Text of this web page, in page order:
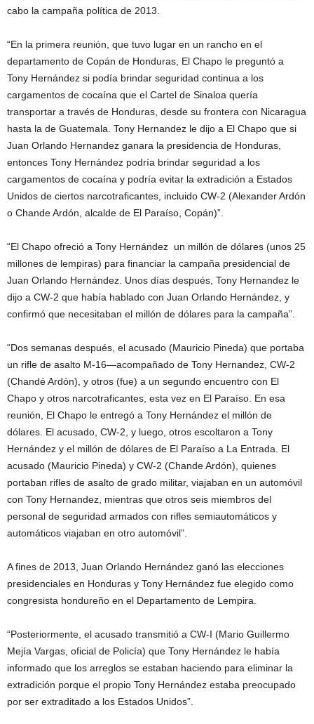
cabo la campaña política de 2013.
“En la primera reunión, que tuvo lugar en un rancho en el
departamento de Copán de Honduras, El Chapo le preguntó a
Tony Hernández si podía brindar seguridad continua a los
cargamentos de cocaína que el Cartel de Sinaloa quería
transportar a través de Honduras, desde su frontera con Nicaragua
hasta la de Guatemala. Tony Hernandez le dijo a El Chapo que si
Juan Orlando Hernandez ganara la presidencia de Honduras,
entonces Tony Hernández podría brindar seguridad a los
cargamentos de cocaína y podría evitar la extradición a Estados
Unidos de ciertos narcotraficantes, incluido CW-2 (Alexander Ardón
o Chande Ardón, alcalde de El Paraíso, Copán)”.
“El Chapo ofreció a Tony Hernández un millón de dólares (unos 25
millones de lempiras) para financiar la campaña presidencial de
Juan Orlando Hernández. Unos días después, Tony Hernandez le
dijo a CW-2 que había hablado con Juan Orlando Hernández, y
confirmó que necesitaban el millón de dólares para la campaña”.
“Dos semanas después, el acusado (Mauricio Pineda) que portaba
un rifle de asalto M-16—acompañado de Tony Hernandez, CW-2
(Chandé Ardón), y otros (fue) a un segundo encuentro con El
Chapo y otros narcotraficantes, esta vez en El Paraíso. En esa
reunión, El Chapo le entregó a Tony Hernández el millón de
dólares. El acusado, CW-2, y luego, otros escoltaron a Tony
Hernández y el millón de dólares de El Paraíso a La Entrada. El
acusado (Mauricio Pineda) y CW-2 (Chande Ardón), quienes
portaban rifles de asalto de grado militar, viajaban en un automóvil
con Tony Hernandez, mientras que otros seis miembros del
personal de seguridad armados con rifles semiautomáticos y
automáticos viajaban en otro automóvil”.
A fines de 2013, Juan Orlando Hernández ganó las elecciones
presidenciales en Honduras y Tony Hernández fue elegido como
congresista hondureño en el Departamento de Lempira.
“Posteriormente, el acusado transmitió a CW-I (Mario Guillermo
Mejía Vargas, oficial de Policía) que Tony Hernández le había
informado que los arreglos se estaban haciendo para eliminar la
extradición porque el propio Tony Hernández estaba preocupado
por ser extraditado a los Estados Unidos”.